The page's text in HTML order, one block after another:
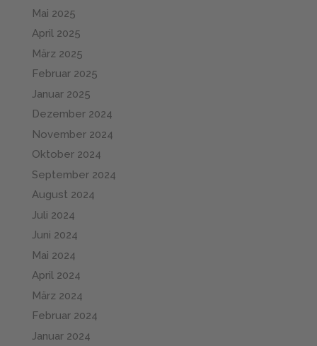
Mai 2025
April 2025
März 2025
Februar 2025
Januar 2025
Dezember 2024
November 2024
Oktober 2024
September 2024
August 2024
Juli 2024
Juni 2024
Mai 2024
April 2024
März 2024
Februar 2024
Januar 2024